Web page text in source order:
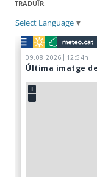
TRADUÏR
Select Language ▼